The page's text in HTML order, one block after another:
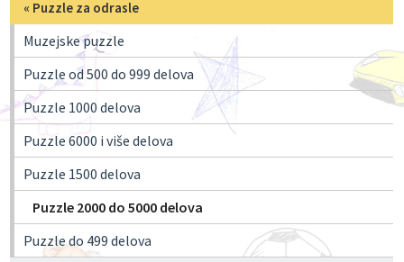
« Puzzle za odrasle
Muzejske puzzle
Puzzle od 500 do 999 delova
Puzzle 1000 delova
Puzzle 6000 i više delova
Puzzle 1500 delova
Puzzle 2000 do 5000 delova
Puzzle do 499 delova